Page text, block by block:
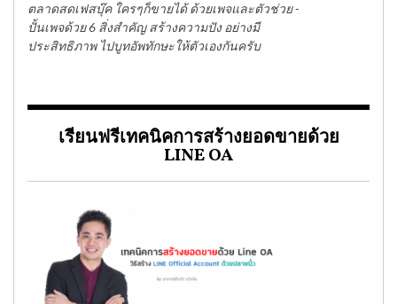
ตลาดสดเฟสบุ๊ค ใครๆก็ขายได้ ด้วยเพจและตัวช่วย -
ปั้นเพจด้วย 6 สิ่งสำคัญ สร้างความปัง อย่างมี
ประสิทธิภาพ ไปบูทอัพทักษะให้ตัวเองกันครับ
เรียนฟรีเทคนิคการสร้างยอดขายด้วย
LINE OA